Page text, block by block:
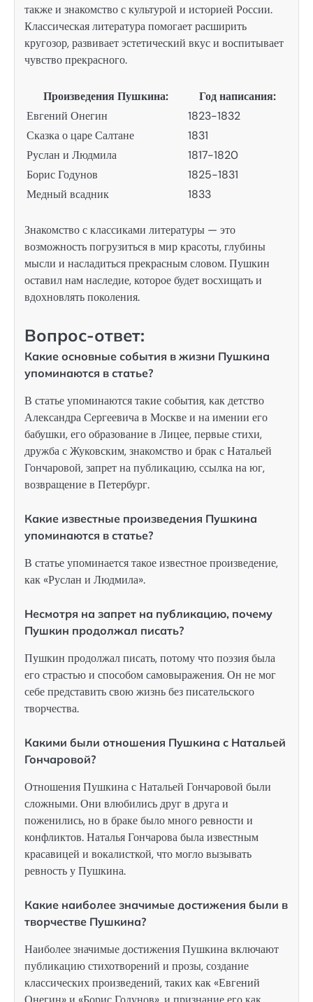
также и знакомство с культурой и историей России.
Классическая литература помогает расширить
кругозор, развивает эстетический вкус и воспитывает
чувство прекрасного.
Произведения Пушкина:
Год написания:
Евгений Онегин
1823-1832
Сказка о царе Салтане
1831
Руслан и Людмила
1817-1820
Борис Годунов
1825-1831
Медный всадник
1833
Знакомство с классиками литературы — это
возможность погрузиться в мир красоты, глубины
мысли и насладиться прекрасным словом. Пушкин
оставил нам наследие, которое будет восхищать и
вдохновлять поколения.
Вопрос-ответ:
Какие основные события в жизни Пушкина
упоминаются в статье?
В статье упоминаются такие события, как детство
Александра Сергеевича в Москве и на имении его
бабушки, его образование в Лицее, первые стихи,
дружба с Жуковским, знакомство и брак с Натальей
Гончаровой, запрет на публикацию, ссылка на юг,
возвращение в Петербург.
Какие известные произведения Пушкина
упоминаются в статье?
В статье упоминается такое известное произведение,
как «Руслан и Людмила».
Несмотря на запрет на публикацию, почему
Пушкин продолжал писать?
Пушкин продолжал писать, потому что поэзия была
его страстью и способом самовыражения. Он не мог
себе представить свою жизнь без писательского
творчества.
Какими были отношения Пушкина с Натальей
Гончаровой?
Отношения Пушкина с Натальей Гончаровой были
сложными. Они влюбились друг в друга и
поженились, но в браке было много ревности и
конфликтов. Наталья Гончарова была известным
красавицей и вокалисткой, что могло вызывать
ревность у Пушкина.
Какие наиболее значимые достижения были в
творчестве Пушкина?
Наиболее значимые достижения Пушкина включают
публикацию стихотворений и прозы, создание
классических произведений, таких как «Евгений